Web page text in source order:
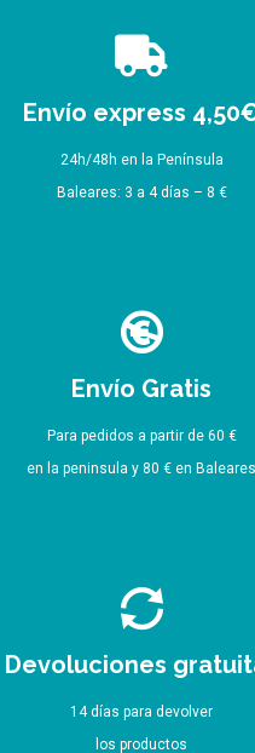
Envío express
24h/48h en la Península
Baleares: 3 a 4 días – 8 €
Envío Gratis
Para pedidos a partir de 60 €
en la peninsula y 80 € en Baleares
Devoluciones
14 días para devolver
los productos